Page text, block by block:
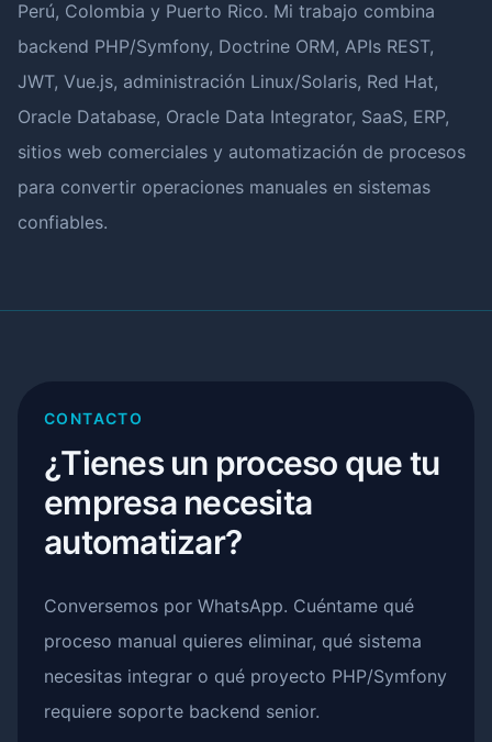
Perú, Colombia y Puerto Rico. Mi trabajo combina
backend PHP/Symfony, Doctrine ORM, APIs REST,
JWT, Vue.js, administración Linux/Solaris, Red Hat,
Oracle Database, Oracle Data Integrator, SaaS, ERP,
sitios web comerciales y automatización de procesos
para convertir operaciones manuales en sistemas
confiables.
CONTACTO
¿Tienes un proceso que tu
empresa necesita
automatizar?
Conversemos por WhatsApp. Cuéntame qué
proceso manual quieres eliminar, qué sistema
necesitas integrar o qué proyecto PHP/Symfony
requiere soporte backend senior.